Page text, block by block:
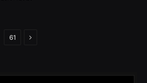
61 Próximo